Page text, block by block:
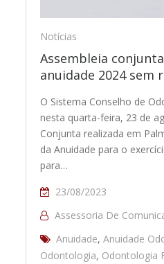
Notícias
Assembleia conjunta
anuidade 2024 sem
O Sistema Conselho de
nesta quarta-feira, 23 de
Conjunta realizada em
da Anuidade para o
para…
23/08/2023
Assessoria De
Anuidade,Anuidade
Odontologia, Odontologia